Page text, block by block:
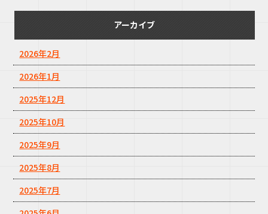
アーカイブ
2026年2月
2026年1月
2025年12月
2025年10月
2025年9月
2025年8月
2025年7月